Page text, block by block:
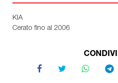
KIA
Cerato fino al 2006